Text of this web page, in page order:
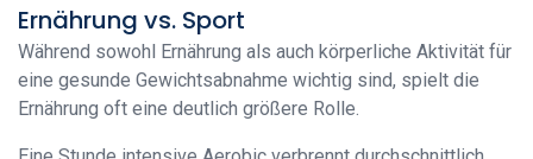
Ernährung vs. Sport
Während sowohl Ernährung als auch körperliche Aktivität für
eine gesunde Gewichtsabnahme wichtig sind, spielt die
Ernährung oft eine deutlich größere Rolle.